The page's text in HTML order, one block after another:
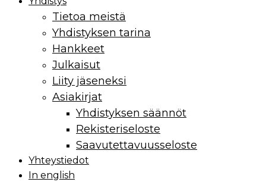
Tietoa meistä
Yhdistyksen tarina
Hankkeet
Julkaisut
Liity jäseneksi
Asiakirjat
Yhdistyksen säännöt
Rekisteriseloste
Saavutettavuusseloste
Yhteystiedot
In english